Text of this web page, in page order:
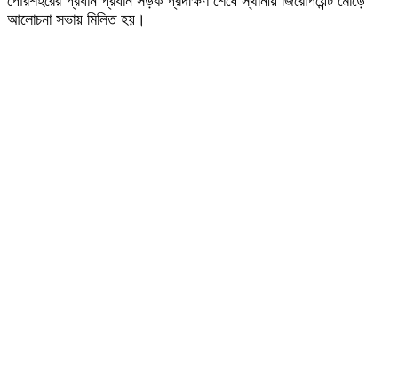
আলোচনা সভায় মিলিত হয়।